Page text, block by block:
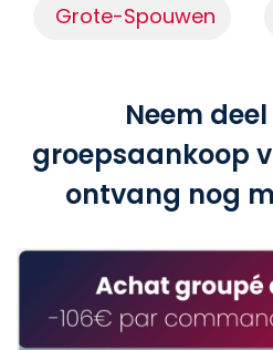
Grote-Spouwen
Neem
groepsaankoop
ontvang nog